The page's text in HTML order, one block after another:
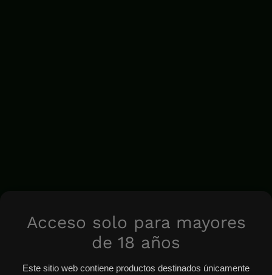
Acceso solo para mayores
de 18 años
Este sitio web contiene productos destinados únicamente